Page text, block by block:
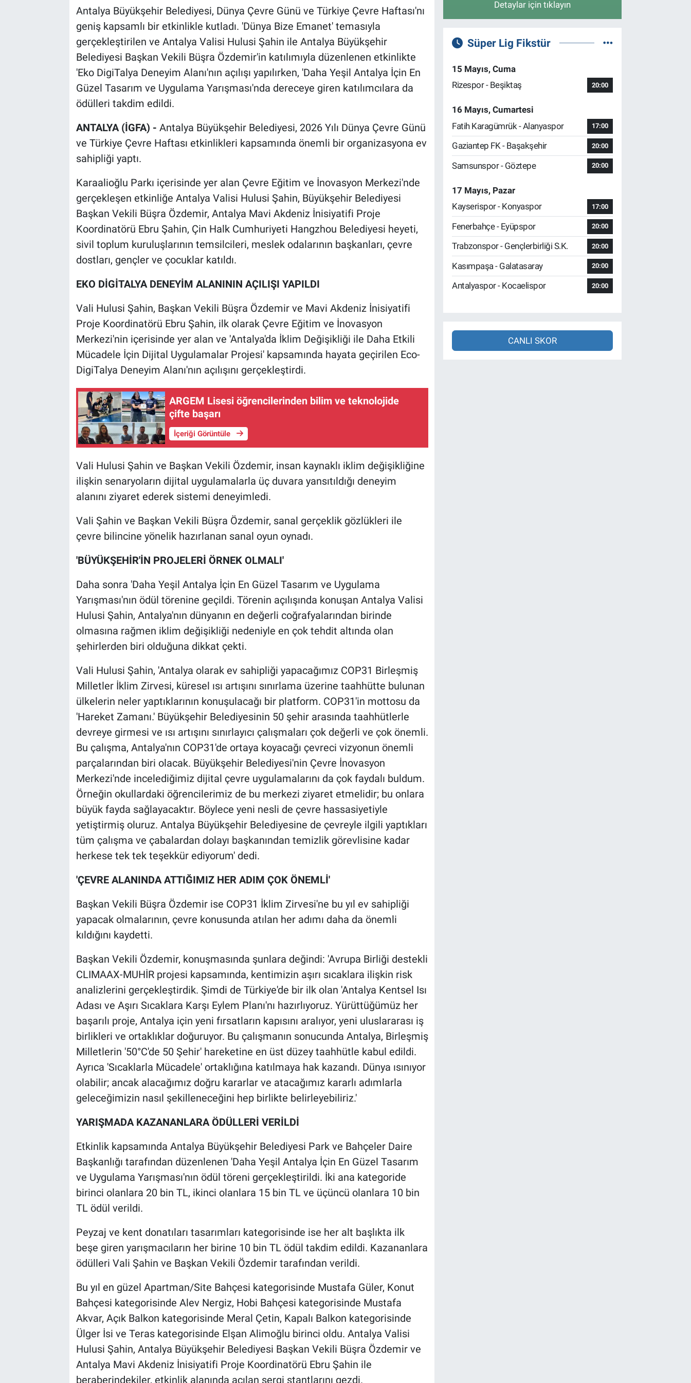
Antalya Büyükşehir Belediyesi, Dünya Çevre Günü ve Türkiye Çevre Haftası'nı
geniş kapsamlı bir etkinlikle kutladı. 'Dünya Bize Emanet' temasıyla
gerçekleştirilen ve Antalya Valisi Hulusi Şahin ile Antalya Büyükşehir
Belediyesi Başkan Vekili Büşra Özdemir'in katılımıyla düzenlenen etkinlikte
'Eko DigiTalya Deneyim Alanı'nın açılışı yapılırken, 'Daha Yeşil Antalya İçin En
Güzel Tasarım ve Uygulama Yarışması'nda dereceye giren katılımcılara da
ödülleri takdim edildi.
ANTALYA (İGFA) - Antalya Büyükşehir Belediyesi, 2026 Yılı Dünya Çevre Günü
ve Türkiye Çevre Haftası etkinlikleri kapsamında önemli bir organizasyona ev
sahipliği yaptı.
Karaalioğlu Parkı içerisinde yer alan Çevre Eğitim ve İnovasyon Merkezi'nde
gerçekleşen etkinliğe Antalya Valisi Hulusi Şahin, Büyükşehir Belediyesi
Başkan Vekili Büşra Özdemir, Antalya Mavi Akdeniz İnisiyatifi Proje
Koordinatörü Ebru Şahin, Çin Halk Cumhuriyeti Hangzhou Belediyesi heyeti,
sivil toplum kuruluşlarının temsilcileri, meslek odalarının başkanları, çevre
dostları, gençler ve çocuklar katıldı.
EKO DİGİTALYA DENEYİM ALANININ AÇILIŞI YAPILDI
Vali Hulusi Şahin, Başkan Vekili Büşra Özdemir ve Mavi Akdeniz İnisiyatifi
Proje Koordinatörü Ebru Şahin, ilk olarak Çevre Eğitim ve İnovasyon
Merkezi'nin içerisinde yer alan ve 'Antalya'da İklim Değişikliği ile Daha Etkili
Mücadele İçin Dijital Uygulamalar Projesi' kapsamında hayata geçirilen Eco-
DigiTalya Deneyim Alanı'nın açılışını gerçekleştirdi.
ARGEM Lisesi öğrencilerinden bilim ve teknolojide
çifte başarı
İçeriği Görüntüle
Vali Hulusi Şahin ve Başkan Vekili Özdemir, insan kaynaklı iklim değişikliğine
ilişkin senaryoların dijital uygulamalarla üç duvara yansıtıldığı deneyim
alanını ziyaret ederek sistemi deneyimledi.
Vali Şahin ve Başkan Vekili Büşra Özdemir, sanal gerçeklik gözlükleri ile
çevre bilincine yönelik hazırlanan sanal oyun oynadı.
'BÜYÜKŞEHİR'İN PROJELERİ ÖRNEK OLMALI'
Daha sonra 'Daha Yeşil Antalya İçin En Güzel Tasarım ve Uygulama
Yarışması'nın ödül törenine geçildi. Törenin açılışında konuşan Antalya Valisi
Hulusi Şahin, Antalya'nın dünyanın en değerli coğrafyalarından birinde
olmasına rağmen iklim değişikliği nedeniyle en çok tehdit altında olan
şehirlerden biri olduğuna dikkat çekti.
Vali Hulusi Şahin, 'Antalya olarak ev sahipliği yapacağımız COP31 Birleşmiş
Milletler İklim Zirvesi, küresel ısı artışını sınırlama üzerine taahhütte bulunan
ülkelerin neler yaptıklarının konuşulacağı bir platform. COP31'in mottosu da
'Hareket Zamanı.' Büyükşehir Belediyesinin 50 şehir arasında taahhütlerle
devreye girmesi ve ısı artışını sınırlayıcı çalışmaları çok değerli ve çok önemli.
Bu çalışma, Antalya'nın COP31'de ortaya koyacağı çevreci vizyonun önemli
parçalarından biri olacak. Büyükşehir Belediyesi'nin Çevre İnovasyon
Merkezi'nde incelediğimiz dijital çevre uygulamalarını da çok faydalı buldum.
Örneğin okullardaki öğrencilerimiz de bu merkezi ziyaret etmelidir; bu onlara
büyük fayda sağlayacaktır. Böylece yeni nesli de çevre hassasiyetiyle
yetiştirmiş oluruz. Antalya Büyükşehir Belediyesine de çevreyle ilgili yaptıkları
tüm çalışma ve çabalardan dolayı başkanından temizlik görevlisine kadar
herkese tek tek teşekkür ediyorum' dedi.
'ÇEVRE ALANINDA ATTIĞIMIZ HER ADIM ÇOK ÖNEMLİ'
Başkan Vekili Büşra Özdemir ise COP31 İklim Zirvesi'ne bu yıl ev sahipliği
yapacak olmalarının, çevre konusunda atılan her adımı daha da önemli
kıldığını kaydetti.
Başkan Vekili Özdemir, konuşmasında şunlara değindi: 'Avrupa Birliği destekli
CLIMAAX-MUHİR projesi kapsamında, kentimizin aşırı sıcaklara ilişkin risk
analizlerini gerçekleştirdik. Şimdi de Türkiye'de bir ilk olan 'Antalya Kentsel Isı
Adası ve Aşırı Sıcaklara Karşı Eylem Planı'nı hazırlıyoruz. Yürüttüğümüz her
başarılı proje, Antalya için yeni fırsatların kapısını aralıyor, yeni uluslararası iş
birlikleri ve ortaklıklar doğuruyor. Bu çalışmanın sonucunda Antalya, Birleşmiş
Milletlerin '50°C'de 50 Şehir' hareketine en üst düzey taahhütle kabul edildi.
Ayrıca 'Sıcaklarla Mücadele' ortaklığına katılmaya hak kazandı. Dünya ısınıyor
olabilir; ancak alacağımız doğru kararlar ve atacağımız kararlı adımlarla
geleceğimizin nasıl şekilleneceğini hep birlikte belirleyebiliriz.'
YARIŞMADA KAZANANLARA ÖDÜLLERİ VERİLDİ
Etkinlik kapsamında Antalya Büyükşehir Belediyesi Park ve Bahçeler Daire
Başkanlığı tarafından düzenlenen 'Daha Yeşil Antalya İçin En Güzel Tasarım
ve Uygulama Yarışması'nın ödül töreni gerçekleştirildi. İki ana kategoride
birinci olanlara 20 bin TL, ikinci olanlara 15 bin TL ve üçüncü olanlara 10 bin
TL ödül verildi.
Peyzaj ve kent donatıları tasarımları kategorisinde ise her alt başlıkta ilk
beşe giren yarışmacıların her birine 10 bin TL ödül takdim edildi. Kazananlara
ödülleri Vali Şahin ve Başkan Vekili Özdemir tarafından verildi.
Bu yıl en güzel Apartman/Site Bahçesi kategorisinde Mustafa Güler, Konut
Bahçesi kategorisinde Alev Nergiz, Hobi Bahçesi kategorisinde Mustafa
Akvar, Açık Balkon kategorisinde Meral Çetin, Kapalı Balkon kategorisinde
Ülger İsi ve Teras kategorisinde Elşan Alimoğlu birinci oldu. Antalya Valisi
Hulusi Şahin, Antalya Büyükşehir Belediyesi Başkan Vekili Büşra Özdemir ve
Antalya Mavi Akdeniz İnisiyatifi Proje Koordinatörü Ebru Şahin ile
beraberindekiler, etkinlik alanında açılan sergi stantlarını gezdi.
Detaylar için tıklayın
Süper Lig Fikstür
15 Mayıs, Cuma
Rizespor - Beşiktaş
20:00
16 Mayıs, Cumartesi
Fatih Karagümrük - Alanyaspor
17:00
Gaziantep FK - Başakşehir 20:00
Samsunspor - Göztepe 20:00
17 Mayıs, Pazar
Kayserispor - Konyaspor
17:00
Fenerbahçe - Eyüpspor 20:00
Trabzonspor - Gençlerbirliği S.K. 20:00
Kasımpaşa - Galatasaray 20:00
Antalyaspor - Kocaelispor 20:00
CANLI SKOR